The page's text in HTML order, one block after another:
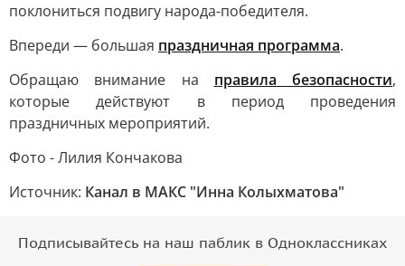
поклониться подвигу народа-победителя.
Впереди — большая праздничная программа.
Обращаю внимание на правила безопасности,
которые действуют в период проведения
праздничных мероприятий.
Фото - Лилия Кончакова
Источник: Канал в МАКС "Инна Колыхматова"
Подписывайтесь на наш паблик в Одноклассниках